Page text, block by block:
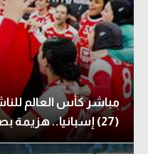
(27) إسبانيا.. هزيمة بصعوبة